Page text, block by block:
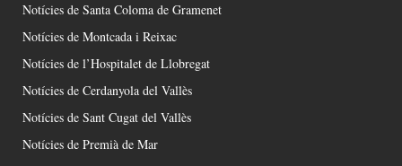
Notícies de Santa Coloma de Gramenet
Notícies de Montcada i Reixac
Notícies de l’Hospitalet de Llobregat
Notícies de Cerdanyola del Vallès
Notícies de Sant Cugat del Vallès
Notícies de Premià de Mar